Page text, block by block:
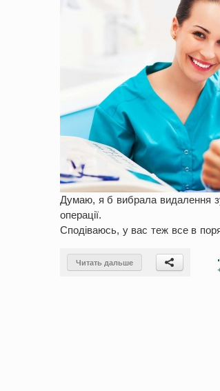
Думаю, я б вибрала видалення
операції.
Сподіваюсь, у вас теж все в
Читать дальше